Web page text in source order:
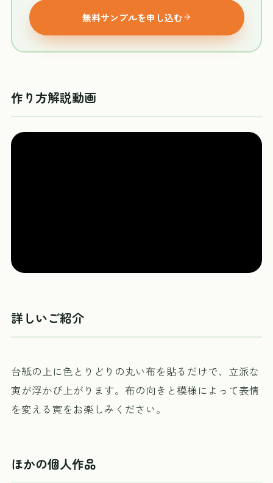
無料サンプルを申し込む
作り方解説動画
詳しいご紹介
台紙の上に色とりどりの丸い布を貼るだけで、立派な
寅が浮かび上がります。布の向きと模様によって表情
を変える寅をお楽しみください。
ほかの個人作品